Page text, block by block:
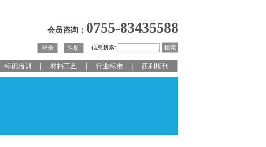
会员咨询： 0755-83435588
信息搜索: 搜索
登录 注册
标识培训 材料工艺 行业标准 西利期刊